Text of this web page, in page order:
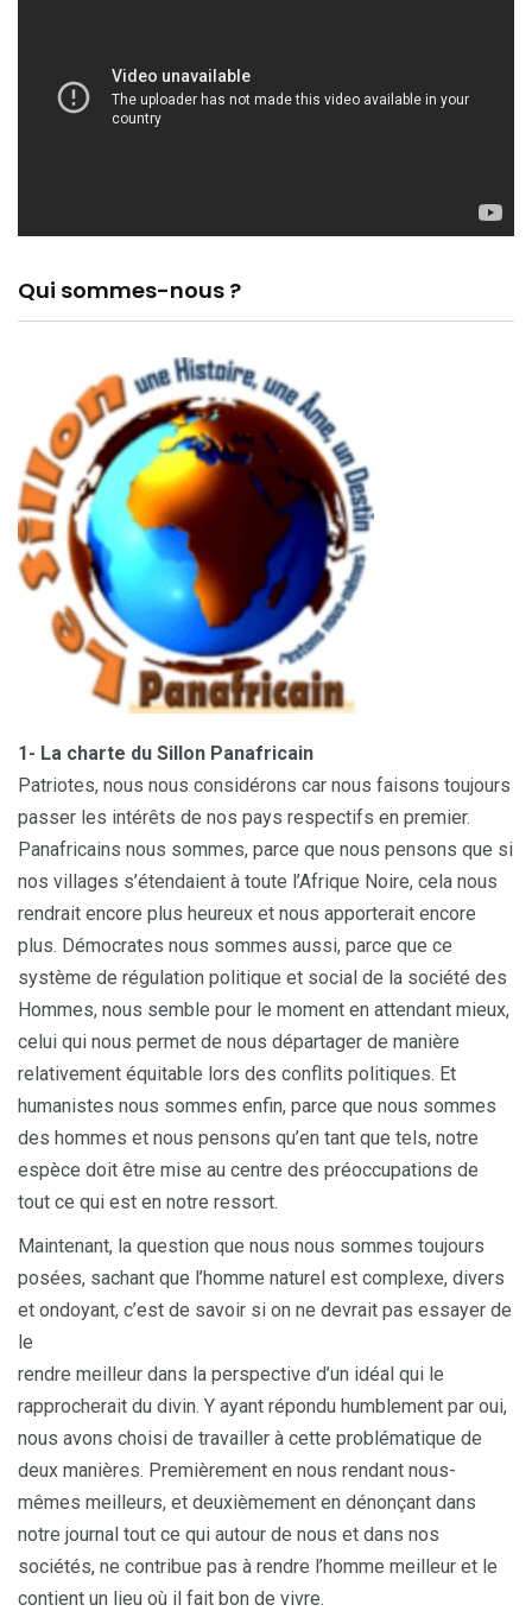
Qui sommes-nous ?
1- La charte du Sillon Panafricain
Patriotes, nous nous considérons car nous faisons toujours
passer les intérêts de nos pays respectifs en premier.
Panafricains nous sommes, parce que nous pensons que si
nos villages s’étendaient à toute l’Afrique Noire, cela nous
rendrait encore plus heureux et nous apporterait encore
plus. Démocrates nous sommes aussi, parce que ce
système de régulation politique et social de la société des
Hommes, nous semble pour le moment en attendant mieux,
celui qui nous permet de nous départager de manière
relativement équitable lors des conflits politiques. Et
humanistes nous sommes enfin, parce que nous sommes
des hommes et nous pensons qu’en tant que tels, notre
espèce doit être mise au centre des préoccupations de
tout ce qui est en notre ressort.
Maintenant, la question que nous nous sommes toujours
posées, sachant que l’homme naturel est complexe, divers
et ondoyant, c’est de savoir si on ne devrait pas essayer de
le
rendre meilleur dans la perspective d’un idéal qui le
rapprocherait du divin. Y ayant répondu humblement par oui,
nous avons choisi de travailler à cette problématique de
deux manières. Premièrement en nous rendant nous-
mêmes meilleurs, et deuxièmement en dénonçant dans
notre journal tout ce qui autour de nous et dans nos
sociétés, ne contribue pas à rendre l’homme meilleur et le
contient un lieu où il fait bon de vivre.